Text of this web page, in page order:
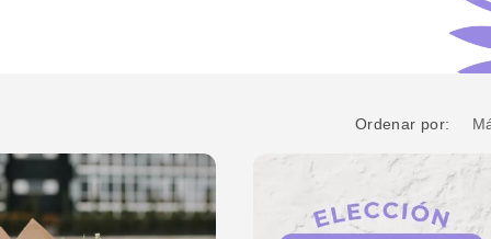
Ordenar por: